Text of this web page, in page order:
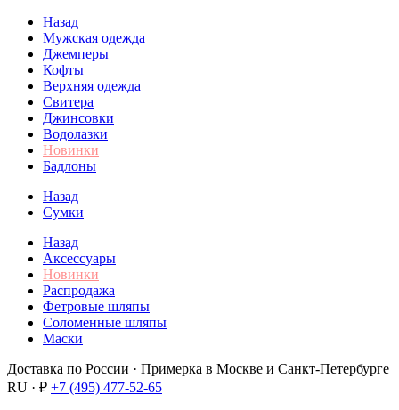
Назад
Мужская одежда
Джемперы
Кофты
Верхняя одежда
Свитера
Джинсовки
Водолазки
Новинки
Бадлоны
Назад
Сумки
Назад
Аксессуары
Новинки
Распродажа
Фетровые шляпы
Соломенные шляпы
Маски
Доставка по России · Примерка в Москве и Санкт-Петербурге
RU · ₽ +7 (495) 477-52-65